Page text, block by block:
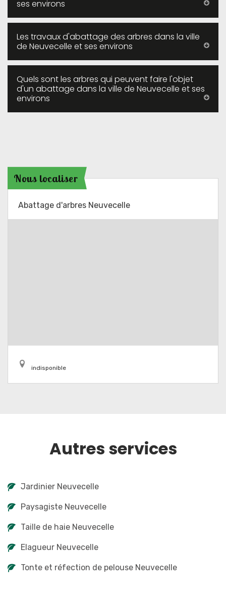
ses environs
Les travaux d'abattage des arbres dans la ville
de Neuvecelle et ses environs
Quels sont les arbres qui peuvent faire l'objet
d'un abattage dans la ville de Neuvecelle et ses
environs
Nous localiser
Abattage d'arbres Neuvecelle
indisponible
Autres services
Jardinier Neuvecelle
Paysagiste Neuvecelle
Taille de haie Neuvecelle
Elagueur Neuvecelle
Tonte et réfection de pelouse Neuvecelle